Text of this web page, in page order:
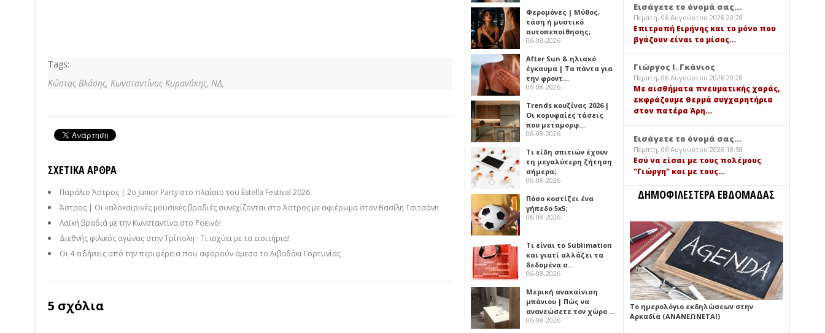
Tags:
Κώστας Βλάσης, Κωνσταντίνος Κυρανάκης, ΝΔ,
ΣΧΕΤΙΚΆ ΆΡΘΡΑ
Παράλιο Άστρος | 2ο Junior Party στο πλαίσιο του Estella Festival 2026
Άστρος | Οι καλοκαιρινές μουσικές βραδιές συνεχίζονται στο Άστρος με αφιέρωμα στον Βασίλη Τσιτσάνη
Λαϊκή βραδιά με την Κωνσταντίνα στο Ροεινό!
Διεθνής φιλικός αγώνας στην Τρίπολη - Τι ισχύει με τα εισιτήρια!
Οι 4 ειδήσεις από την περιφέρεια που αφορούν άμεσα το Λιβαδάκι Γορτυνίας
5 σχόλια
Φερομόνες | Μύθος,
τάση ή μυστικό
αυτοπεποίθησης;
06-08-2026
After Sun & ηλιακό
έγκαυμα | Τα πάντα για
την φροντ…
06-08-2026
Trends κουζίνας 2026 |
Οι κορυφαίες τάσεις
που μεταμορφ…
06-08-2026
Τι είδη σπιτιών έχουν
τη μεγαλύτερη ζήτηση
σήμερα;
06-08-2026
Πόσο κοστίζει ένα
γήπεδο 5x5;
06-08-2026
Τι είναι το Sublimation
και γιατί αλλάζει τα
δεδομένα σ…
06-08-2026
Μερική ανακαίνιση
μπάνιου | Πώς να
ανανεώσετε τον χώρο …
06-08-2026
Εισάγετε το όνομά σας...
Πέμπτη, 06 Αυγούστου 2026 20:28
Επιτροπή Ειρήνης και το μόνο που
βγάζουν είναι το μίσος…
Γιώργος Ι. Γκάνιος
Πέμπτη, 06 Αυγούστου 2026 20:28
Με αισθήματα πνευματικής χαράς,
εκφράζουμε θερμά συγχαρητήρια
στον πατέρα Άρη…
Εισάγετε το όνομά σας...
Πέμπτη, 06 Αυγούστου 2026 18:58
Εσύ να είσαι με τους πολέμους
"Γιώργη" και με τους…
ΔΗΜΟΦΙΛΕΣΤΕΡΑ ΕΒΔΟΜΑΔΑΣ
Το ημερολόγιο εκδηλώσεων στην
Αρκαδία (ΑΝΑΝΕΩΝΕΤΑΙ)